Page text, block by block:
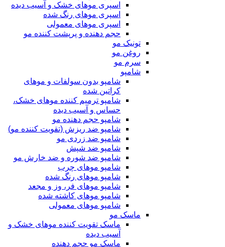
اسپری موهای خشک و آسیب دیده
اسپری موهای رنگ شده
اسپری موهای معمولی
حجم دهنده و پرپشت کننده مو
تونیک مو
روغن مو
سرم مو
شامپو
شامپو بدون سولفات و موهای
کراتین شده
شامپو ترمیم کننده موهای خشک،
حساس و آسیب دیده
شامپو حجم دهنده مو
شامپو ضد ریزش (تقویت کننده مو)
شامپو ضد زردی مو
شامپو ضد شپش
شامپو ضد شوره و ضد خارش مو
شامپو موهای چرب
شامپو موهای رنگ شده
شامپو موهای فر، وز و مجعد
شامپو موهای کاشته شده
شامپو موهای معمولی
ماسک مو
ماسک تقویت کننده موهای خشک و
آسیب دیده
ماسک مو حجم دهنده